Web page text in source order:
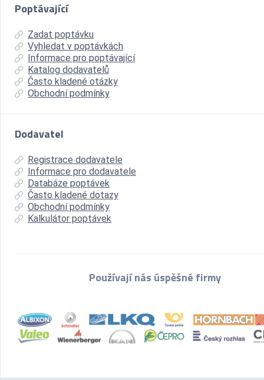
Poptávající
Zadat poptávku
Vyhledat v poptávkách
Informace pro poptávající
Katalog dodavatelů
Často kladené otázky
Obchodní podmínky
Dodavatel
Registrace dodavatele
Informace pro dodavatele
Databáze poptávek
Často kladené dotazy
Obchodní podmínky
Kalkulátor poptávek
Používají nás úspěšné firmy